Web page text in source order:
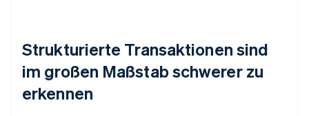
Strukturierte Transaktionen sind
im großen Maßstab schwerer zu
erkennen